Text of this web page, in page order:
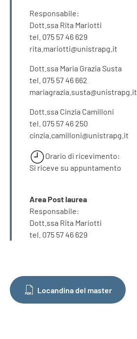
Responsabile:
Dott.ssa Rita Mariotti
tel. 075 57 46 629
rita.mariotti@unistrapg.it
Dott.ssa Maria Grazia Susta
tel. 075 57 46 662
mariagrazia.susta@unistrapg.it
Dott.ssa Cinzia Camilloni
tel. 075 57 46 250
cinzia.camilloni@unistrapg.it
Orario di ricevimento:
Si riceve su appuntamento
Area Post laurea
Responsabile:
Dott.ssa Rita Mariotti
tel. 075 57 46 629
Locandina del master